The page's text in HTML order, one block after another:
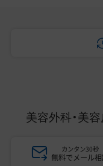
美容外科・美
カンタン30秒
無料でメール